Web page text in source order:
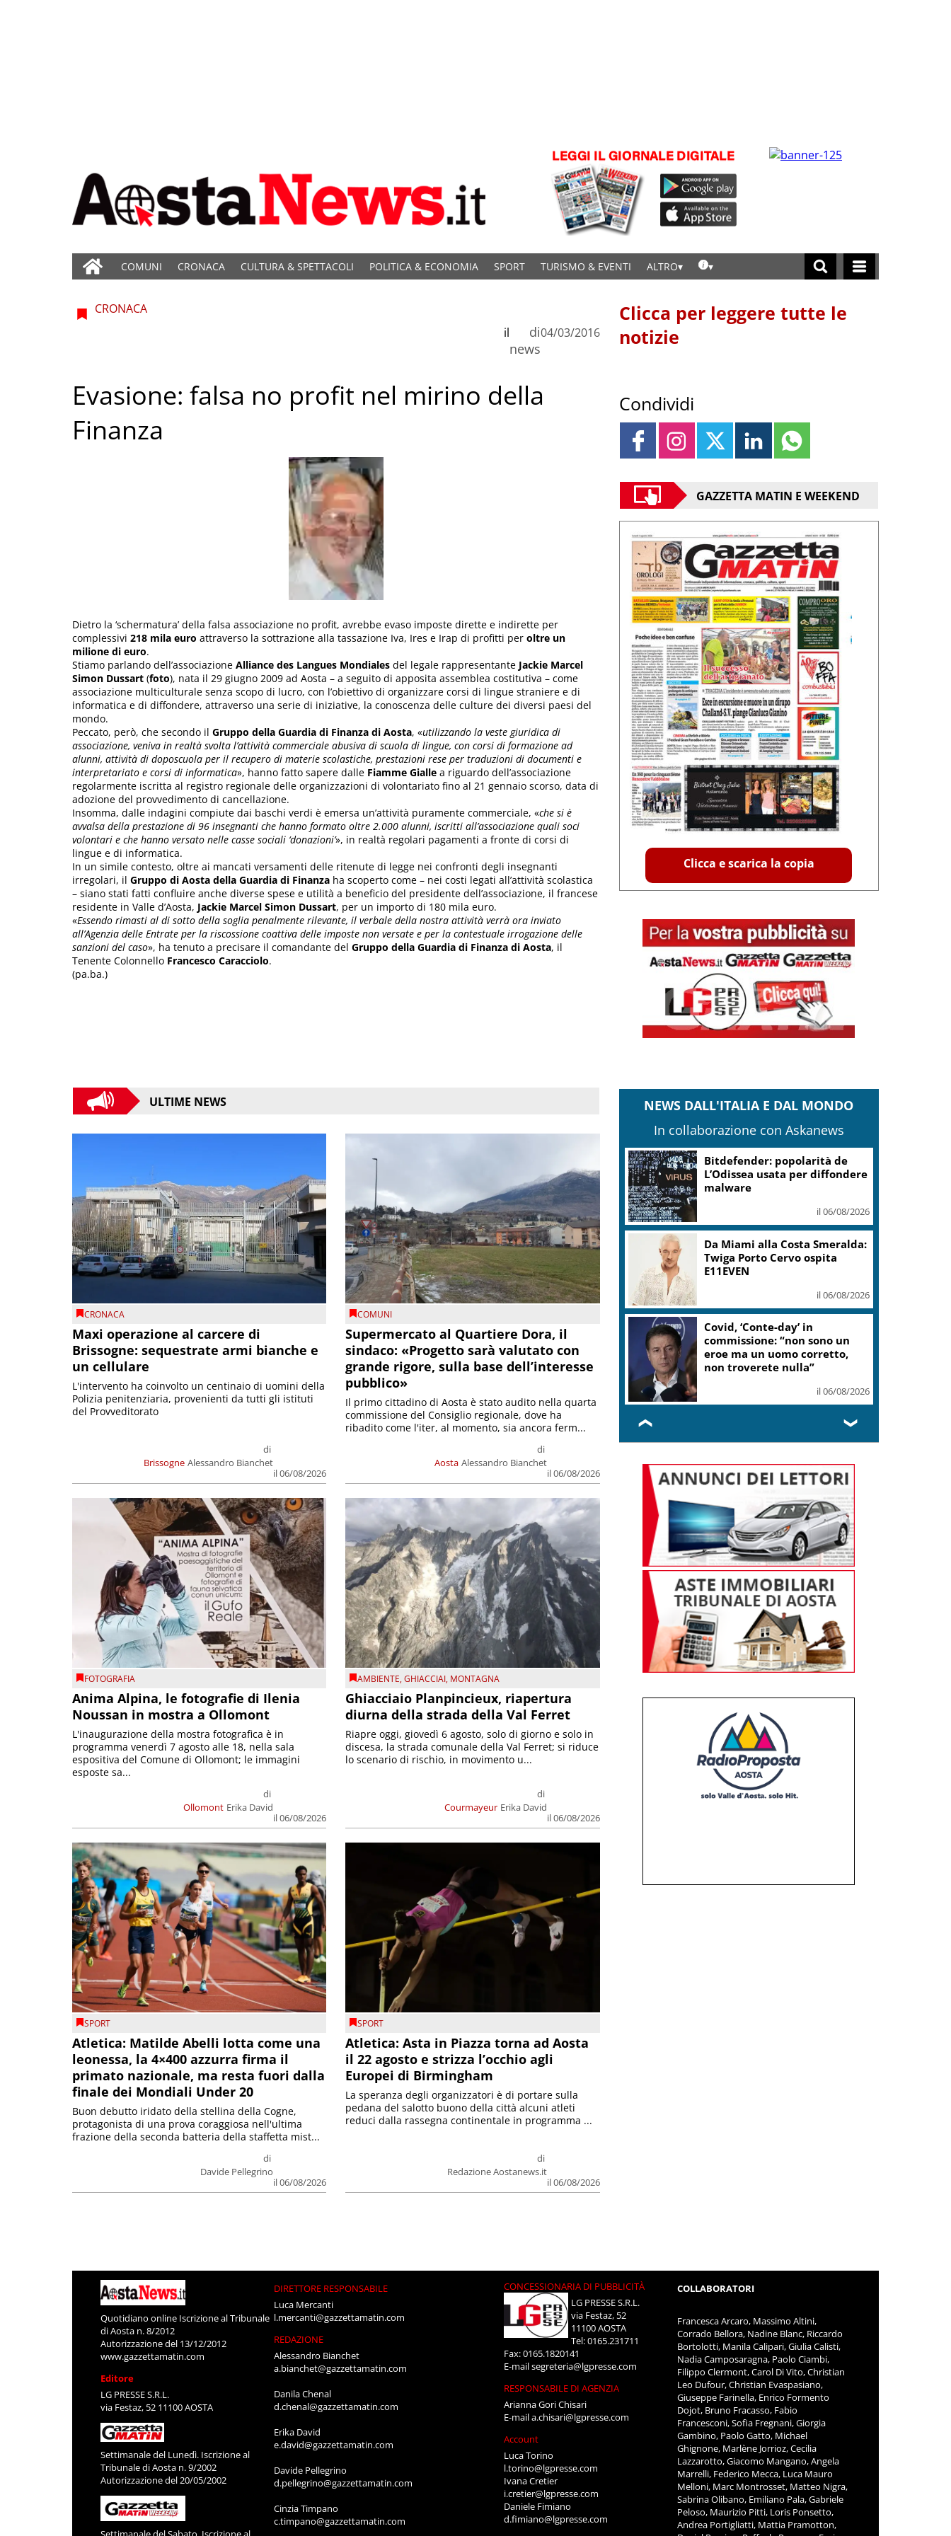
COMUNI CRONACA CULTURA & SPETTACOLI POLITICA & ECONOMIA SPORT TURISMO & EVENTI ALTRO
CRONACA
di
news
il 04/03/2016
Evasione: falsa no profit nel mirino della
Finanza
Dietro la ‘schermatura’ della falsa associazione no profit, avrebbe evaso imposte dirette e indirette per
complessivi 218 mila euro attraverso la sottrazione alla tassazione Iva, Ires e Irap di profitti per oltre un
milione di euro.
Stiamo parlando dell’associazione Alliance des Langues Mondiales del legale rappresentante Jackie Marcel
Simon Dussart (foto), nata il 29 giugno 2009 ad Aosta – a seguito di apposita assemblea costitutiva – come
associazione multiculturale senza scopo di lucro, con l’obiettivo di organizzare corsi di lingue straniere e di
informatica e di diffondere, attraverso una serie di iniziative, la conoscenza delle culture dei diversi paesi del
mondo.
Peccato, però, che secondo il Gruppo della Guardia di Finanza di Aosta, «utilizzando la veste giuridica di
associazione, veniva in realtà svolta l’attività commerciale abusiva di scuola di lingue, con corsi di formazione ad
alunni, attività di doposcuola per il recupero di materie scolastiche, prestazioni rese per traduzioni di documenti e
interpretariato e corsi di informatica», hanno fatto sapere dalle Fiamme Gialle a riguardo dell’associazione
regolarmente iscritta al registro regionale delle organizzazioni di volontariato fino al 21 gennaio scorso, data di
adozione del provvedimento di cancellazione.
Insomma, dalle indagini compiute dai baschi verdi è emersa un’attività puramente commerciale, «che si è
avvalsa della prestazione di 96 insegnanti che hanno formato oltre 2.000 alunni, iscritti all’associazione quali soci
volontari e che hanno versato nelle casse sociali ‘donazioni’», in realtà regolari pagamenti a fronte di corsi di
lingue e di informatica.
In un simile contesto, oltre ai mancati versamenti delle ritenute di legge nei confronti degli insegnanti
irregolari, il Gruppo di Aosta della Guardia di Finanza ha scoperto come – nei costi legati all’attività scolastica
– siano stati fatti confluire anche diverse spese e utilità a beneficio del presidente dell’associazione, il francese
residente in Valle d’Aosta, Jackie Marcel Simon Dussart, per un importo di 180 mila euro.
«Essendo rimasti al di sotto della soglia penalmente rilevante, il verbale della nostra attività verrà ora inviato
all’Agenzia delle Entrate per la riscossione coattiva delle imposte non versate e per la contestuale irrogazione delle
sanzioni del caso», ha tenuto a precisare il comandante del Gruppo della Guardia di Finanza di Aosta, il
Tenente Colonnello Francesco Caracciolo.
(pa.ba.)
ULTIME NEWS
CRONACA
Maxi operazione al carcere di
Brissogne: sequestrate armi bianche e
un cellulare
Brissogne
di
Alessandro Bianchet
il 06/08/2026
L'intervento ha coinvolto un centinaio di uomini della
Polizia penitenziaria, provenienti da tutti gli istituti
del Provveditorato
COMUNI
Supermercato al Quartiere Dora, il
sindaco: «Progetto sarà valutato con
grande rigore, sulla base dell’interesse
pubblico»
Aosta
di
Alessandro Bianchet
il 06/08/2026
Il primo cittadino di Aosta è stato audito nella quarta
commissione del Consiglio regionale, dove ha
ribadito come l'iter, al momento, sia ancora ferm...
FOTOGRAFIA
Anima Alpina, le fotografie di Ilenia
Noussan in mostra a Ollomont
Ollomont
di
Erika David
il 06/08/2026
L'inaugurazione della mostra fotografica è in
programma venerdì 7 agosto alle 18, nella sala
espositiva del Comune di Ollomont; le immagini
esposte sa...
AMBIENTE,GHIACCIAI, MONTAGNA
Ghiacciaio Planpincieux, riapertura
diurna della strada della Val Ferret
Courmayeur
di
Erika David
il 06/08/2026
Riapre oggi, giovedì 6 agosto, solo di giorno e solo in
discesa, la strada comunale della Val Ferret; si riduce
lo scenario di rischio, in movimento u...
SPORT
Atletica: Matilde Abelli lotta come una
leonessa, la 4×400 azzurra firma il
primato nazionale, ma resta fuori dalla
finale dei Mondiali Under 20
di
Davide Pellegrino
il 06/08/2026
Buon debutto iridato della stellina della Cogne,
protagonista di una prova coraggiosa nell'ultima
frazione della seconda batteria della staffetta mist...
SPORT
Atletica: Asta in Piazza torna ad Aosta
il 22 agosto e strizza l’occhio agli
Europei di Birmingham
di
Redazione Aostanews.it
il 06/08/2026
La speranza degli organizzatori è di portare sulla
pedana del salotto buono della città alcuni atleti
reduci dalla rassegna continentale in programma ...
Clicca per leggere tutte le
notizie
Condividi
GAZZETTA MATIN E WEEKEND
Clicca e scarica la copia
NEWS DALL'ITALIA E DAL MONDO
In collaborazione con Askanews
Bitdefender: popolarità de
L’Odissea usata per diffondere
malware
il 06/08/2026
Da Miami alla Costa Smeralda:
Twiga Porto Cervo ospita
E11EVEN
il 06/08/2026
Covid, ‘Conte-day’ in
commissione: “non sono un
eroe ma un uomo corretto,
non troverete nulla”
il 06/08/2026
❮ ❯
Quotidiano online Iscrizione al Tribunale
di Aosta n. 8/2012
Autorizzazione del 13/12/2012
www.gazzettamatin.com
Editore
LG PRESSE S.R.L.
via Festaz, 52 11100 AOSTA
Settimanale del Lunedì. Iscrizione al
Tribunale di Aosta n. 9/2002
Autorizzazione del 20/05/2002
DIRETTORE RESPONSABILE
Luca Mercanti
l.mercanti@gazzettamatin.com
REDAZIONE
Alessandro Bianchet
a.bianchet@gazzettamatin.com
Danila Chenal
d.chenal@gazzettamatin.com
Erika David
e.david@gazzettamatin.com
Davide Pellegrino
d.pellegrino@gazzettamatin.com
Cinzia Timpano
c.timpano@gazzettamatin.com
CONCESSIONARIA DI PUBBLICITÀ
LG PRESSE S.R.L.
via Festaz, 52
11100 AOSTA
Tel: 0165.231711
Fax: 0165.1820141
E-mailsegreteria@lgpresse.com
RESPONSABILE DI AGENZIA
Arianna Gori Chisari
E-maila.chisari@lgpresse.com
Account
Luca Torino
l.torino@lgpresse.com
Ivana Cretier
i.cretier@lgpresse.com
Daniele Fimiano
d.fimiano@lgpresse.com
COLLABORATORI
Francesca Arcaro, Massimo Altini,
Corrado Bellora, Nadine Blanc, Riccardo
Bortolotti, Manila Calipari, Giulia Calisti,
Nadia Camposaragna, Paolo Ciambi,
Filippo Clermont, Carol Di Vito, Christian
Leo Dufour, Christian Evaspasiano,
Giuseppe Farinella, Enrico Formento
Dojot, Bruno Fracasso, Fabio
Francesconi, Sofia Fregnani, Giorgia
Gambino, Paolo Gatto, Michael
Ghignone, Marlène Jorrioz, Cecilia
Lazzarotto, Giacomo Mangano, Angela
Marrelli, Federico Mecca, Luca Mauro
Melloni, Marc Montrosset, Matteo Nigra,
Sabrina Olibano, Emiliano Pala, Gabriele
Peloso, Maurizio Pitti, Loris Ponsetto,
Andrea Portigliatti, Mattia Pramotton,